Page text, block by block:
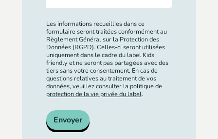
Les informations recueillies dans ce
formulaire seront traitées conformément au
Règlement Général sur la Protection des
Données (RGPD). Celles-ci seront utilisées
uniquement dans le cadre du label Kids
friendly et ne seront pas partagées avec des
tiers sans votre consentement. En cas de
questions relatives au traitement de vos
données, veuillez consulter la politique de
protection de la vie privée du label.
Envoyer